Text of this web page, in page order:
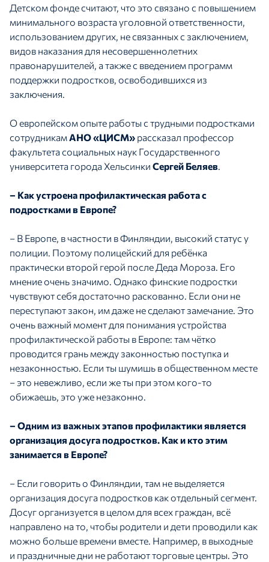
Детском фонде считают, что это связано с повышением
минимального возраста уголовной ответственности,
использованием других, не связанных с заключением,
видов наказания для несовершеннолетних
правонарушителей, а также с введением программ
поддержки подростков, освободившихся из
заключения.
О европейском опыте работы с трудными подростками
сотрудникамАНО «ЦИСМ» рассказал профессор
факультета социальных наук Государственного
университета города Хельсинки Сергей Беляев.
– Как устроена профилактическая работа с
подростками в Европе?
– В Европе, в частности в Финляндии, высокий статус у
полиции. Поэтому полицейский для ребёнка
практически второй герой после Деда Мороза. Его
мнение очень значимо. Однако финские подростки
чувствуют себя достаточно раскованно. Если они не
переступают закон, им даже не сделают замечание. Это
очень важный момент для понимания устройства
профилактической работы в Европе: там чётко
проводится грань между законностью поступка и
незаконностью. Если ты шумишь в общественном месте
– это невежливо, если же ты при этом кого-то
обижаешь, это уже незаконно.
– Одним из важных этапов профилактики является
организация досуга подростков. Как и кто этим
занимается в Европе?
– Если говорить о Финляндии, там не выделяется
организация досуга подростков как отдельный сегмент.
Досуг организуется в целом для всех граждан, всё
направлено на то, чтобы родители и дети проводили как
можно больше времени вместе. Например, в выходные
и праздничные дни не работают торговые центры. Это